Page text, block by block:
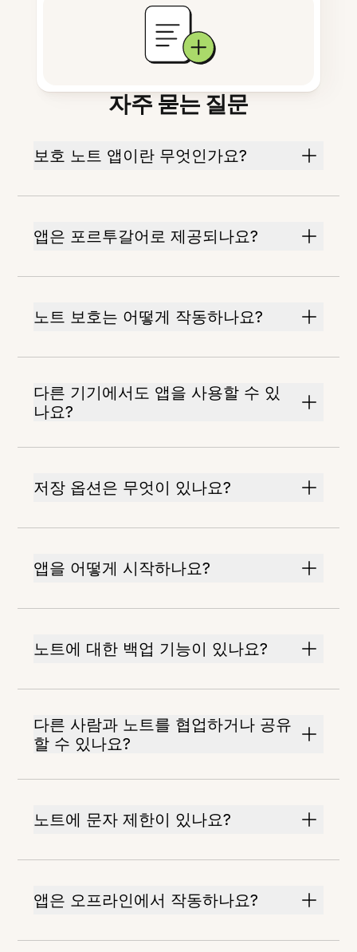
자주 묻는 질문
보호 노트 앱이란 무엇인가요?
앱은 포르투갈어로 제공되나요?
노트 보호는 어떻게 작동하나요?
다른 기기에서도 앱을 사용할 수 있
나요?
저장 옵션은 무엇이 있나요?
앱을 어떻게 시작하나요?
노트에 대한 백업 기능이 있나요?
다른 사람과 노트를 협업하거나 공유
할 수 있나요?
노트에 문자 제한이 있나요?
앱은 오프라인에서 작동하나요?